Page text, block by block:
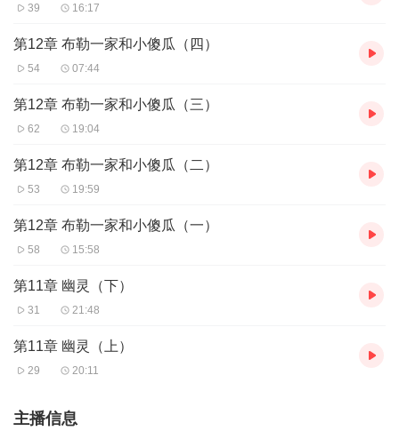
39 16:17
第12章 布勒一家和小傻瓜（四）
54 07:44
第12章 布勒一家和小傻瓜（三）
62 19:04
第12章 布勒一家和小傻瓜（二）
53 19:59
第12章 布勒一家和小傻瓜（一）
58 15:58
第11章 幽灵（下）
31 21:48
第11章 幽灵（上）
29 20:11
主播信息